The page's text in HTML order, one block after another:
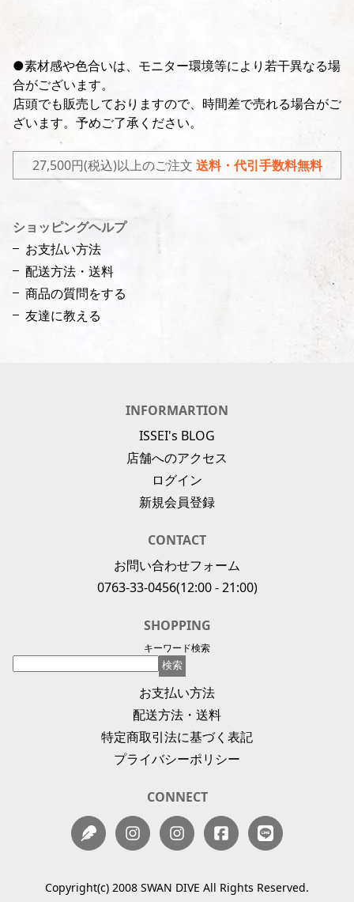
●素材感や色合いは、モニター環境等により若干異なる場
合がございます。
店頭でも販売しておりますので、時間差で売れる場合がご
ざいます。予めご了承ください。
27,500円(税込)以上のご注文 送料・代引手数料無料
ショッピングヘルプ
お支払い方法
配送方法・送料
商品の質問をする
友達に教える
INFORMARTION
ISSEI's BLOG
店舗へのアクセス
ログイン
新規会員登録
CONTACT
お問い合わせフォーム
0763-33-0456(12:00 - 21:00)
SHOPPING
キーワード検索
お支払い方法
配送方法・送料
特定商取引法に基づく表記
プライバシーポリシー
CONNECT
Copyright(c) 2008 SWAN DIVE All Rights Reserved.